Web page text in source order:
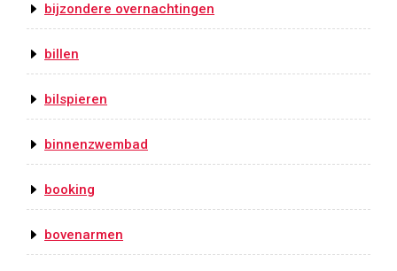
bijzondere overnachtingen
billen
bilspieren
binnenzwembad
booking
bovenarmen